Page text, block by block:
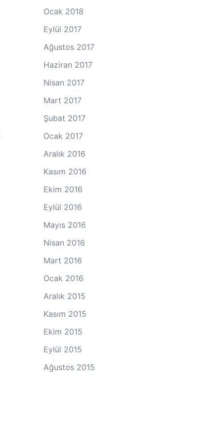
Ocak 2018
Eylül 2017
Ağustos 2017
Haziran 2017
Nisan 2017
Mart 2017
Şubat 2017
Ocak 2017
Aralık 2016
Kasım 2016
Ekim 2016
Eylül 2016
Mayıs 2016
Nisan 2016
Mart 2016
Ocak 2016
Aralık 2015
Kasım 2015
Ekim 2015
Eylül 2015
Ağustos 2015